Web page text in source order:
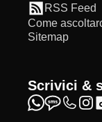
RSS Feed
Come
Sitemap
Scrivici &